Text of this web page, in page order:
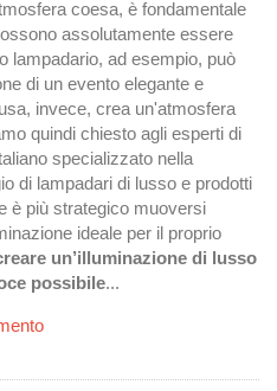
coesa, è fondamentale
assolutamente essere
lampadario, ad esempio, può
di un evento elegante e
invece, crea un'atmosfera
quindi chiesto agli esperti di
specializzato nella
di lampadari di lusso e prodotti
è più strategico muoversi
ideale per il proprio
un’illuminazione di lusso
possibile...
di lusso per il